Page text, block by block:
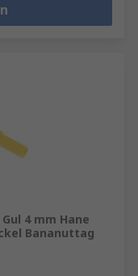
4 mm Hane
Bananuttag